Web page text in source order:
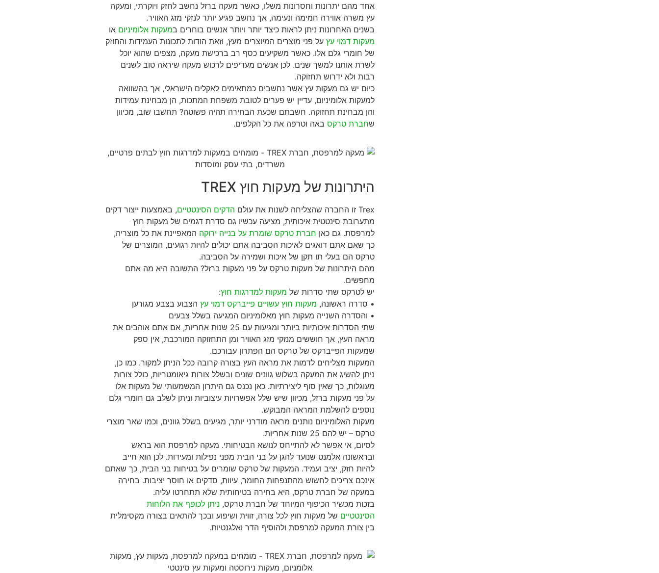
אחד מהם יתרונות וחסרונות משלו, כאשר מעקה ברזל נחשב לחזק ויוקרתי, ומעקה
עץ משרה אווירה חמימה ונעימה, אך נחשב פגיע יותר לנזקי מזג האוויר.
בשנים האחרונות ניתן לראות כיצד יותר ויותר אנשים בוחרים במעקות אלומיניום או
מעקות דמוי עץ על פני מוצרים המיוצרים מעץ, וזאת הודות לתכונות העמידות והחוזק
של חומרי גלם אלו. כאשר משקיעים כסף רב ברכישת מעקה, מצפים שהוא יוכל
לשרת אותנו למשך שנים. לכן אנשים מעדיפים לרכוש מעקה שיראה טוב לשנים
רבות ולא ידרוש תחזוקה.
כיום יש גם מעקות עץ אשר נחשבים כמתאימים לאקלים הישראלי, אך בהשוואה
למעקות אלומיניום, עדיין יש פערים לטובת משפחת המתכות, הן מבחינת עמידות
והן מבחינת תחזוקה. חשבתם שכעת הבחירה תהיה פשוטה? תחשבו שוב, מכיוון
שחברת טרקס באה וטרפה את כל הקלפים.
היתרונות של מעקות חוץ TREX
Trex זו החברה שהצליחה לשנות את עולם הדקים הסינטטיים, באמצעות ייצור דקים
מתערובת סינטטית איכותית, מציעה עכשיו גם סדרת דגמים של מעקות חוץ
למרפסת. גם כאן חברת טרקס שומרת על בנייה ירוקה המאפיינת את כל מוצריה,
כך שאם אתם דואגים לאיכות הסביבה אתם יכולים להיות רגועים, המוצרים של
טרקס הם בעלי תו תקן של איכות ושמירה על הסביבה.
מהם היתרונות של מעקות טרקס על פני מעקות ברזל? התשובה היא מה אתם
מחפשים.
יש לטרקס שתי סדרות של מעקות למדרגות חוץ:
• סדרה ראשונה, מעקות חוץ עשויים פייברקס דמוי עץ הצבוע בצבע מגורען
• והסדרה השנייה מעקות חוץ מאלומיניום המגיעה בשלל צבעים
שתי הסדרות איכותיות ביותר ומגיעות עם 25 שנות אחריות, אם אתם אוהבים את
מראה העץ, אך חוששים מנזקי מזג האוויר ומן התחזוקה המורכבת, אין ספק
שמעקות הפייברקס של טרקס הם הפתרון עבורכם.
המעקות מצליחים לדמות את מראה העץ בצורה קרובה ככל הניתן למקור. כמו כן,
ניתן להשיג את המעקה בשלוש גוונים שונים ובשלל צורות גיאומטריות, כולל צורות
מעוגלות, כך שאין סוף ליצירתיות. כאן נכנס גם היתרון המשמעותי של מעקות אלו
על פני מעקות ברזל, מכיוון שיש שלל אפשרויות עיצוביות וניתן לשלב גם חומרי גלם
נוספים להשלמת המראה המבוקש.
מעקות האלומיניום נותנים מראה מודרני יותר, מגיעים בשלל גוונים, וכמו שאר מוצרי
טרקס – יש להם 25 שנות אחריות.
לסיום, אי אפשר לא להתייחס לנושא הבטיחותי. מעקה למרפסת הוא בראש
ובראשונה אלמנט שנועד להגן על בני הבית מפני נפילות ומעידות. לכן הוא חייב
להיות חזק, יציב ועמיד. המעקות של טרקס שומרים על בטיחות בני הבית, כך שאתם
אינכם צריכים לחשוש מהתנפחות החומר, עיוות, סדקים או חוסר יציבות. בחירה
במעקה של חברת טרקס, היא בחירה בטיחותית שלא תתחרטו עליה.
בזכות מכשיר הכיפוף המיוחד של חברת טרקס, ניתן לכופף את הלוחות
הסינטטיים של מעקות חוץ לכל צורה, זווית ושיפוע ובכך להתאים בצורה מקסימלית
בין צורת המעקה למרפסת ולהוסיף הדר ואלגנטיות.